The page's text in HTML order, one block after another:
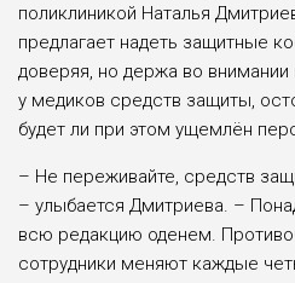
поликлиникой Наталья
предлагает надеть защитные
доверяя, но держа во внимании
у медиков средств защиты,
будет ли при этом ущемлён
– Не переживайте, средств
– улыбается Дмитриева. –
всю редакцию оденем.
сотрудники меняют каждые